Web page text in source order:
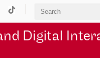
Digital